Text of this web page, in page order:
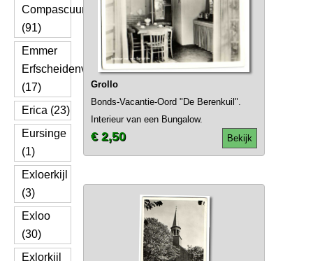
Compascuum
(91)
Emmer
Erfscheidenveen
(17)
Erica (23)
Eursinge
(1)
Exloerkijl
(3)
Exloo
(30)
Exlorkijl
Grollo
Bonds-Vacantie-Oord "De Berenkuil".
Interieur van een Bungalow.
Bekijk
€ 2,50